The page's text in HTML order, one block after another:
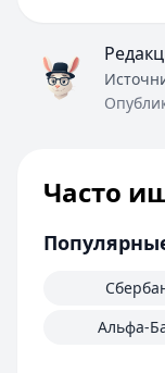
Часто
Альфа-